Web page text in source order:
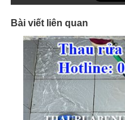
Bài viết liên quan